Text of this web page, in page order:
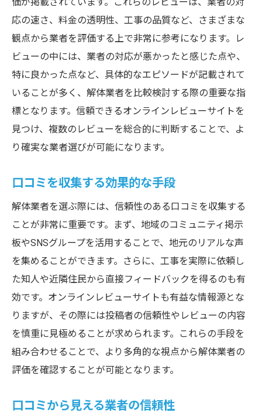
信頼される業者を選ぶための口コミガイド
口コミから見る信頼性の高い業者の特徴
信頼できる業者を見つけるための口コミ活
用法
口コミで選ぶ愛知県の信頼される業者
信頼性を口コミで確認する方法
方
口コミでわかる愛知県のトップ解体業者の選び
方
トップ業者を選ぶための口コミ活用法
口コミで見るトップ業者の特徴
口コミで評価されているトップ業者の選び
方
トップ業者を口コミで見極める方法
応の速さ、料金の透明性、工事の品質など、さまざまな
観点から業者を評価する上で非常に参考になります。レ
ビューの中には、業者の対応が悪かったと感じた点や、
特に良かった点など、具体的なエピソードが記載されて
いることが多く、解体業者を比較検討する際の重要な指
標となります。信頼できるオンラインレビューサイトを
見つけ、複数のレビューを総合的に判断することで、よ
り確実な業者選びが可能になります。
口コミを収集する効果的な手段
解体業者を選ぶ際には、信頼性のある口コミを収集する
ことが非常に重要です。まず、地域のコミュニティ掲示
板やSNSグループを活用することで、地元のリアルな声
を集めることができます。さらに、工事を実際に依頼し
た知人や近隣住民から直接フィードバックを得るのも有
効です。オンラインレビューサイトも有益な情報源とな
りますが、その際には投稿者の信頼性やレビューの内容
を慎重に見極めることが求められます。これらの手段を
組み合わせることで、より多角的な視点から解体業者の
評価を確認することが可能となります。
口コミから見える業者の信頼性